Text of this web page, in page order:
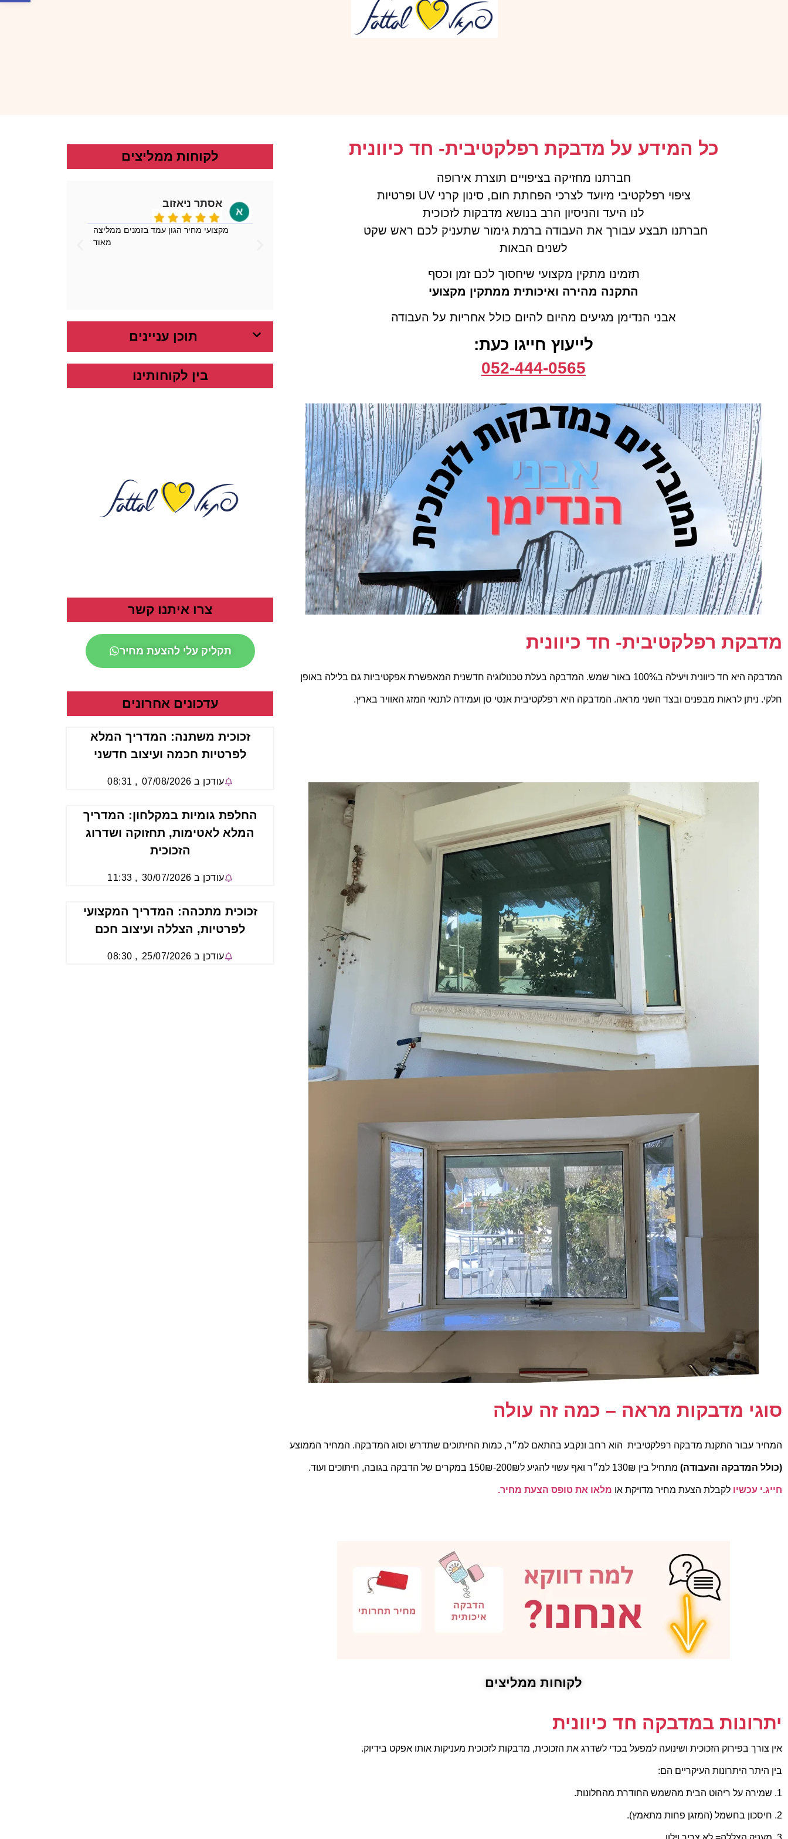
כל המידע על מדבקת רפלקטיבית- חד כיוונית
חברתנו מחזיקה בציפויים תוצרת אירופה
ציפוי רפלקטיבי מיועד לצרכי הפחתת חום, סינון קרני UV ופרטיות
לנו היעד והניסיון הרב בנושא מדבקות לזכוכית
חברתנו תבצע עבורך את העבודה ברמת גימור שתעניק לכם ראש שקט
לשנים הבאות
תזמינו מתקין מקצועי שיחסוך לכם זמן וכסף
התקנה מהירה ואיכותית ממתקין מקצועי
אבני הנדימן מגיעים מהיום להיום כולל אחריות על העבודה
לייעוץ חייגו כעת:
052-444-0565
מדבקת רפלקטיבית- חד כיוונית
המדבקה היא חד כיוונית ויעילה ב100% באור שמש. המדבקה בעלת טכנולוגיה חדשנית המאפשרת אפקטיביות גם בלילה באופן
חלקי. ניתן לראות מבפנים ובצד השני מראה. המדבקה היא רפלקטיבית אנטי סן ועמידה לתנאי המזג האוויר בארץ.
סוגי מדבקות מראה – כמה זה עולה
המחיר עבור התקנת מדבקה רפלקטיבית הוא רחב ונקבע בהתאם למ״ר, כמות החיתוכים שתדרש וסוג המדבקה. המחיר הממוצע
(כולל המדבקה והעבודה) מתחיל בין 130₪ למ״ר ואף עשוי להגיע ל200₪-150₪ במקרים של הדבקה בגובה, חיתוכים ועוד.
חייג.י עכשיו לקבלת הצעת מחיר מדויקת או מלאו את טופס הצעת מחיר.
לקוחות ממליצים
יתרונות במדבקה חד כיוונית
אין צורך בפירוק הזכוכית ושינועה למפעל בכדי לשדרג את הזכוכית, מדבקות לזכוכית מעניקות אותו אפקט בידיוק.
בין היתר היתרונות העיקריים הם:
1. שמירה על ריהוט הבית מהשמש החודרת מהחלונות.
2. חיסכון בחשמל (המזגן פחות מתאמץ).
לקוחות ממליצים
אסתר ניאזוב
מקצועי מחיר הגון עמד בזמנים ממליצה
מאוד
תוכן עניינים
בין לקוחותינו
צרו איתנו קשר
תקליק עלי להצעת מחיר
עדכונים אחרונים
זכוכית משתנה: המדריך המלא
לפרטיות חכמה ועיצוב חדשני
עודכן ב 07/08/2026
,
08:31
החלפת גומיות במקלחון: המדריך
המלא לאטימות, תחזוקה ושדרוג
הזכוכית
עודכן ב 30/07/2026
,
11:33
זכוכית מתכהה: המדריך המקצועי
לפרטיות, הצללה ועיצוב חכם
עודכן ב 25/07/2026
,
08:30